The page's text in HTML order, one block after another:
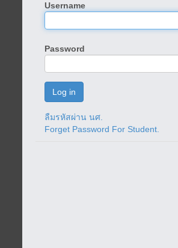
Username
Password
ลืมรหัสผ่าน นศ.
Forget Password For Student.